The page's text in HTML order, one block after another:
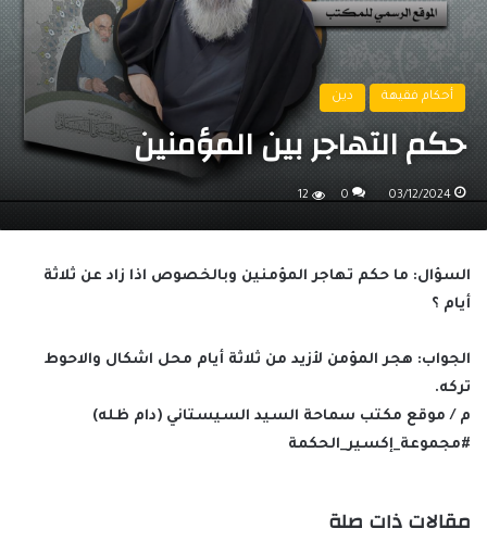
أحكام فقيهة دين
حكم التهاجر بين المؤمنين
03/12/2024
0
12
السؤال: ما حكم تهاجر المؤمنين وبالخصوص اذا زاد عن ثلاثة
أيام ؟
الجواب: هجر المؤمن لأزيد من ثلاثة أيام محل اشكال والاحوط
تركه.
م / موقع مكتب سماحة السيد السيستاني (دام ظله)
#مجموعة_إكسير_الحكمة
مقالات ذات صلة